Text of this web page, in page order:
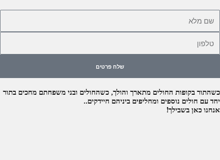
שלח פרטים
כשהתור בקופות החולים מתארך והולך, כשהחולים ובני משפחתם מחכים בתור
יחד עם חולים נוספים ומחליפים ביניהם חיידקים..
אנחנו כאן בשבילך!